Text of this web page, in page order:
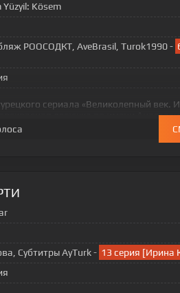
Kösem
РООСОДКТ, AveBrasil, Turok1990 -
сериала «Великолепный век.
прекрасная девушка по имени
родом из Греции и
Субтитры AyTurk - 13 серия [Ирина